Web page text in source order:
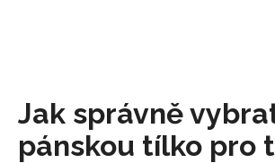
Jak správně
pánskou tílko pro